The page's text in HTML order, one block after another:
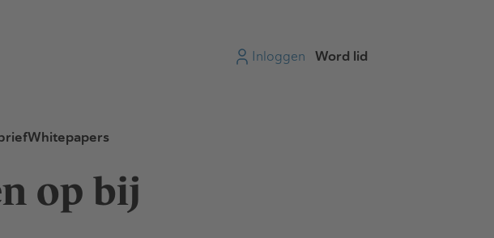
Inloggen Word lid
Whitepapers
op bij